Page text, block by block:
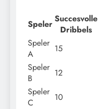
SpelerSuccesvolle
Dribbels
Speler
A
15
Speler
B
12
Speler
C
10